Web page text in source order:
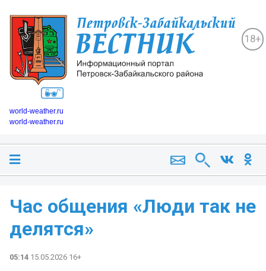
18+
world-weather.ru
world-weather.ru
Час общения «Люди так не
делятся»
05:14 15.05.2026 16+